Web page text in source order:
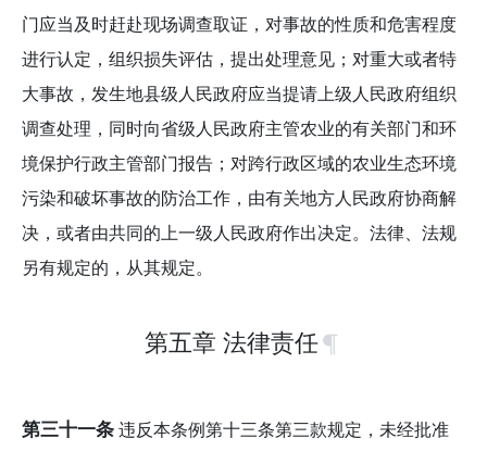
门应当及时赶赴现场调查取证，对事故的性质和危害程度
进行认定，组织损失评估，提出处理意见；对重大或者特
大事故，发生地县级人民政府应当提请上级人民政府组织
调查处理，同时向省级人民政府主管农业的有关部门和环
境保护行政主管部门报告；对跨行政区域的农业生态环境
污染和破坏事故的防治工作，由有关地方人民政府协商解
决，或者由共同的上一级人民政府作出决定。法律、法规
另有规定的，从其规定。
第五章 法律责任
第三十一条违反本条例第十三条第三款规定，未经批准